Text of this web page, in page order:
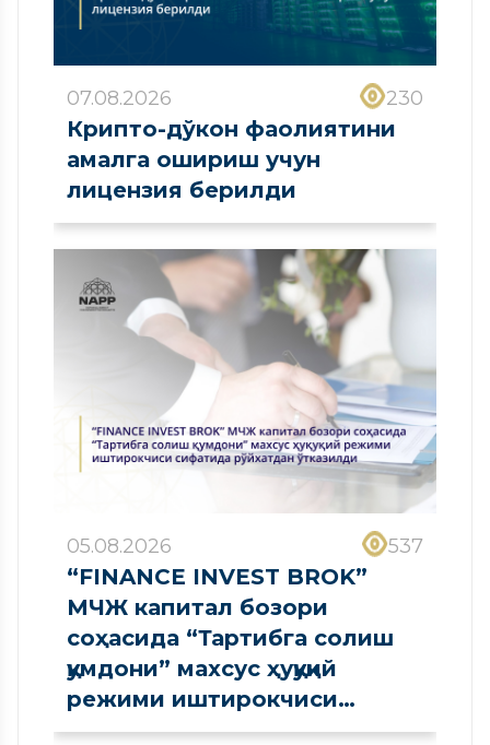
07.08.2026 230
Крипто-дўкон фаолиятини
амалга ошириш учун
лицензия берилди
05.08.2026 537
“FINANCE INVEST BROK”
МЧЖ капитал бозори
соҳасида “Тартибга солиш
қумдони” махсус ҳуқуқий
режими иштирокчиси
сифатида рўйхатдан